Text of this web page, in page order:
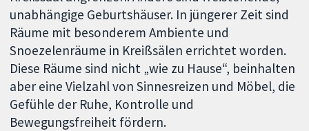
unabhängige Geburtshäuser. In jüngerer Zeit sind
Räume mit besonderem Ambiente und
Snoezelenräume in Kreißsälen errichtet worden.
Diese Räume sind nicht „wie zu Hause“, beinhalten
aber eine Vielzahl von Sinnesreizen und Möbel, die
Gefühle der Ruhe, Kontrolle und
Bewegungsfreiheit fördern.